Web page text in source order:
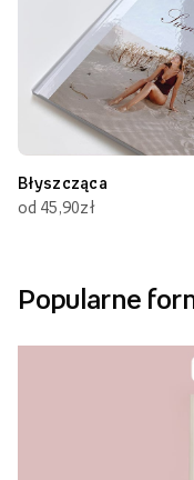
Błyszcząca
od 45,90zł
Popularne